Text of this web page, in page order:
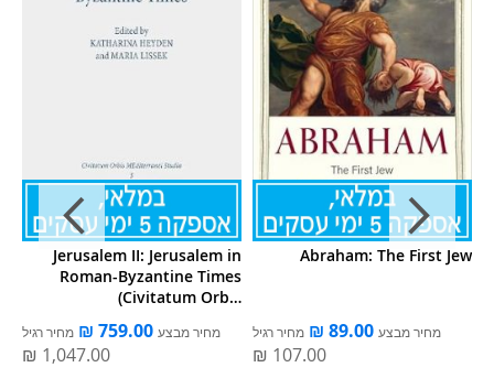
Jerusalem II: Jerusalem in
Roman-Byzantine Times
(Civitatum Orbis
מחיר מבצע מחיר רגיל
Abraham: The First Jew
מחיר מבצע מחיר רגיל